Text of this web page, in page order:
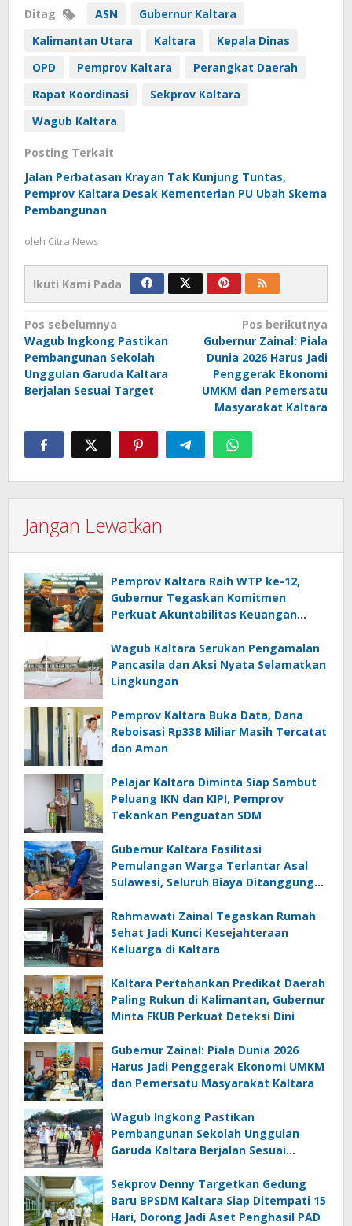
Ditag ASN
Gubernur Kaltara
Kalimantan Utara
Kaltara
Kepala Dinas
OPD
Pemprov Kaltara
Perangkat Daerah
Rapat Koordinasi
Sekprov Kaltara
Wagub Kaltara
Posting Terkait
Jalan Perbatasan Krayan Tak Kunjung Tuntas,
Pemprov Kaltara Desak Kementerian PU Ubah Skema
Pembangunan
oleh Citra News
Ikuti Kami Pada
Navigasi
pos
Pos sebelumnya
Wagub Ingkong Pastikan
Pembangunan Sekolah
Unggulan Garuda Kaltara
Berjalan Sesuai Target
Pos berikutnya
Gubernur Zainal: Piala
Dunia 2026 Harus Jadi
Penggerak Ekonomi
UMKM dan Pemersatu
Masyarakat Kaltara
Jangan Lewatkan
Pemprov Kaltara Raih WTP ke-12,
Gubernur Tegaskan Komitmen
Perkuat Akuntabilitas Keuangan
Wagub Kaltara Serukan Pengamalan
Pancasila dan Aksi Nyata Selamatkan
Lingkungan
Pemprov Kaltara Buka Data, Dana
Reboisasi Rp338 Miliar Masih Tercatat
dan Aman
Pelajar Kaltara Diminta Siap Sambut
Peluang IKN dan KIPI, Pemprov
Tekankan Penguatan SDM
Gubernur Kaltara Fasilitasi
Pemulangan Warga Terlantar Asal
Sulawesi, Seluruh Biaya Ditanggung
Rahmawati Zainal Tegaskan Rumah
Sehat Jadi Kunci Kesejahteraan
Keluarga di Kaltara
Kaltara Pertahankan Predikat Daerah
Paling Rukun di Kalimantan, Gubernur
Minta FKUB Perkuat Deteksi Dini
Gubernur Zainal: Piala Dunia 2026
Harus Jadi Penggerak Ekonomi UMKM
dan Pemersatu Masyarakat Kaltara
Wagub Ingkong Pastikan
Pembangunan Sekolah Unggulan
Garuda Kaltara Berjalan Sesuai
Sekprov Denny Targetkan Gedung
Baru BPSDM Kaltara Siap Ditempati 15
Hari, Dorong Jadi Aset Penghasil PAD